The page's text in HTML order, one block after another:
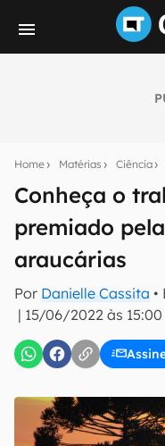
Home Matérias Ciência
Conheça o
premiado
araucárias
Por Danielle Cassita
| 15/06/2022 às 15:00
notícias e reviews
mão.
E-mail
Confirmo que li,
Uso e Política de